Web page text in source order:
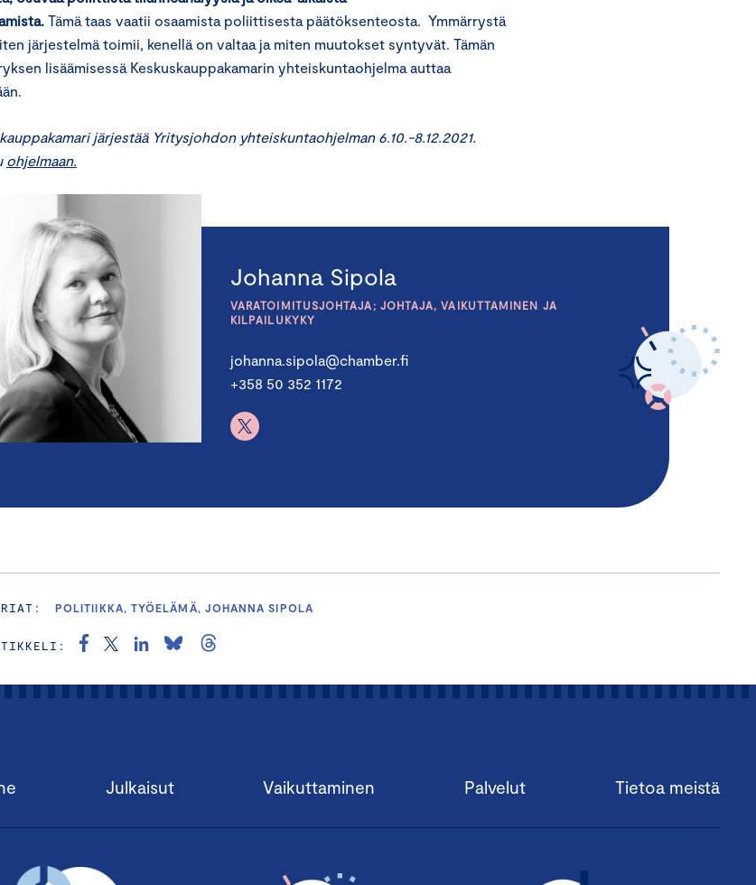
Tämä taas vaatii osaamista poliittisesta päätöksenteosta. Ymmärrystä
järjestelmä toimii, kenellä on valtaa ja miten muutokset syntyvät. Tämän
lisäämisessä Keskuskauppakamarin yhteiskuntaohjelma auttaa
järjestää Yritysjohdon yhteiskuntaohjelman 6.10.-8.12.2021.
ohjelmaan.
Johanna Sipola
VARATOIMITUSJOHTAJA; JOHTAJA, VAIKUTTAMINEN JA
KILPAILUKYKY
johanna.sipola@chamber.fi
+358 50 352 1172
POLITIIKKA, TYÖELÄMÄ, JOHANNA SIPOLA
Julkaisut Vaikuttaminen Palvelut Tietoa meistä